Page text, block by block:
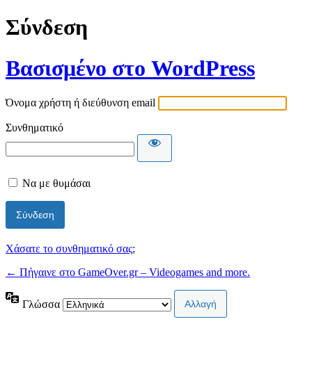
Σύνδεση
Βασισμένο στο WordPress
Όνομα χρήστη ή διεύθυνση email
Συνθηματικό
Να με θυμάσαι
Χάσατε το συνθηματικό σας;
← Πήγαινε στο GameOver.gr – Videogames and more.
Γλώσσα